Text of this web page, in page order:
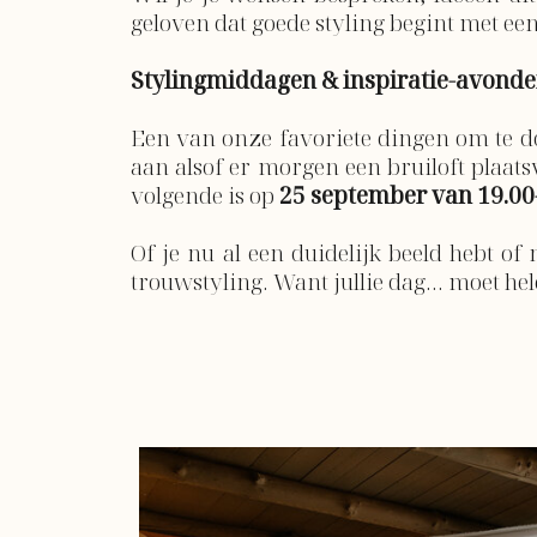
geloven dat goede styling begint met
Stylingmiddagen & inspiratie-
Een van onze favoriete dingen om te
aan alsof er morgen een bruiloft
volgende is op 25 september van
Of je nu al een duidelijk beeld hebt
trouwstyling. Want jullie dag… moet